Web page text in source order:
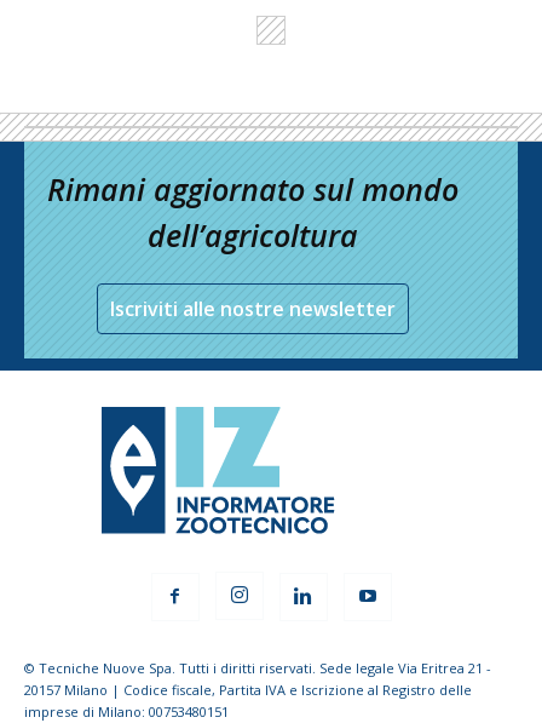
Rimani aggiornato sul mondo
dell’agricoltura
Iscriviti alle nostre newsletter
© Tecniche Nuove Spa. Tutti i diritti riservati. Sede legale Via Eritrea 21 -
20157 Milano | Codice fiscale, Partita IVA e Iscrizione al Registro delle
imprese di Milano: 00753480151